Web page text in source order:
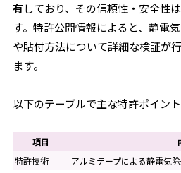
有しており、その信頼性・安全性
す。特許公開情報によると、静電
や貼付方法について詳細な検証が
ます。
以下のテーブルで主な特許ポイント
項目
特許技術
アルミテープによる静電気